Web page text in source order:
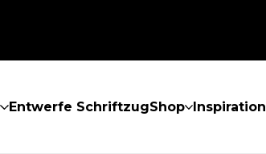
Entwerfe SchriftzugShop Inspiration